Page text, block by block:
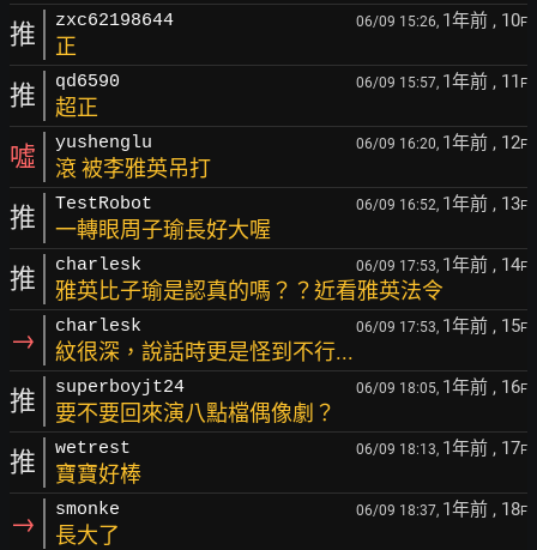
推 zxc62198644 06/09 15:26, 1年前 , 10F
正
推 qd6590 06/09 15:57, 1年前 , 11 F
超正
噓 yushenglu 06/09 16:20, 1年前 , 12F
滾 被李雅英吊打
推 TestRobot 06/09 16:52, 1年前 , 13F
一轉眼周子瑜長好大喔
推 charlesk 06/09 17:53, 1年前 , 14F
雅英比子瑜是認真的嗎？？近看雅英法令
→ charlesk 06/09 17:53, 1年前 , 15F
紋很深，說話時更是怪到不行...
推 superboyjt24 06/09 18:05, 1年前 , 16F
要不要回來演八點檔偶像劇？
推 wetrest 06/09 18:13, 1年前 , 17F
寶寶好棒
→ smonke 06/09 18:37, 1年前 , 18F
長大了